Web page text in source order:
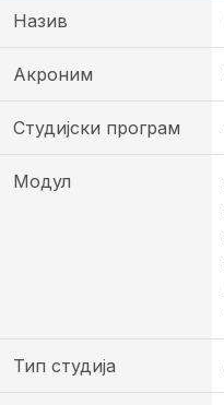
Назив
Акроним
Студијски програм
Модул
Тип студија